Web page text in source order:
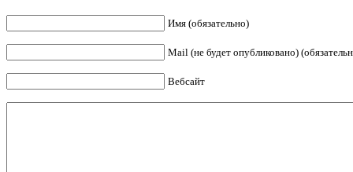
Имя (обязательно)
Mail (не будет опубликовано)
Вебсайт